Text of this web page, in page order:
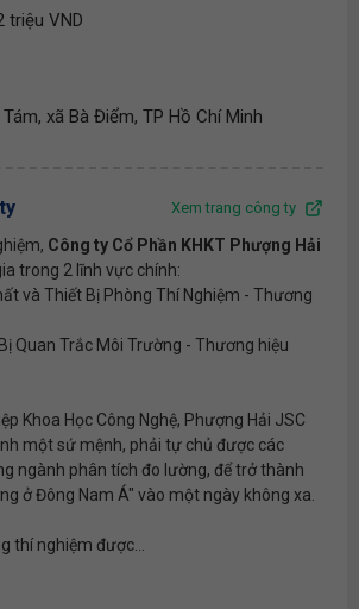
triệu VND
xã Bà Điểm, TP Hồ Chí Minh
Xem trang công ty
Công ty Cổ Phần KHKT Phượng Hải
trong 2 lĩnh vực chính:
và Thiết Bị Phòng Thí Nghiệm - Thương
Quan Trắc Môi Trường - Thương hiệu
Khoa Học Công Nghệ, Phượng Hải JSC
một sứ mệnh, phải tự chủ được các
ngành phân tích đo lường, để trở thành
ở Đông Nam Á" vào một ngày không xa.
thí nghiệm được...